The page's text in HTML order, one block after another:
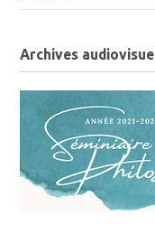
Archives